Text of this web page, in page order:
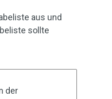
aus und
sollte
der